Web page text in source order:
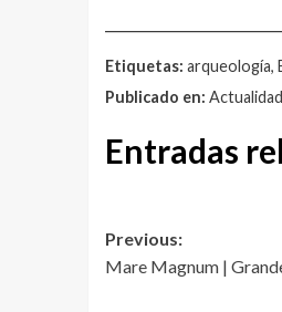
Etiquetas: arqueología,
Publicado en:
Entradas
Post
navigation
Previous:
Mare Magnum |